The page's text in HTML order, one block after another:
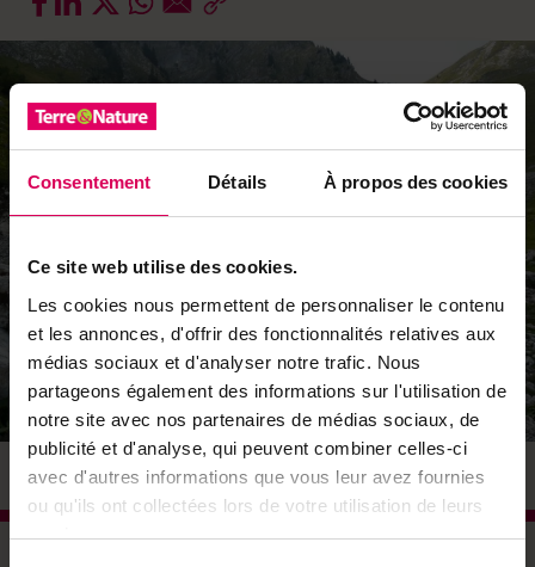
Consentement Détails À propos des cookies
Ce site web utilise des cookies.
Les cookies nous permettent de personnaliser le contenu
et les annonces, d'offrir des fonctionnalités relatives aux
médias sociaux et d'analyser notre trafic. Nous
partageons également des informations sur l'utilisation de
notre site avec nos partenaires de médias sociaux, de
publicité et d'analyse, qui peuvent combiner celles-ci
avec d'autres informations que vous leur avez fournies
ou qu'ils ont collectées lors de votre utilisation de leurs
services.
© DR